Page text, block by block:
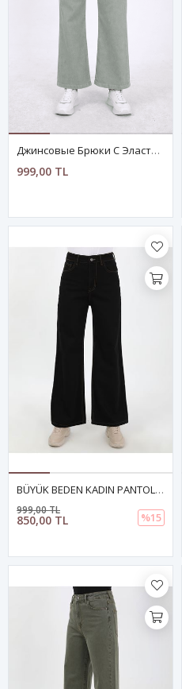
Джинсовые Брюки С Эластичной Талией – Зелёные
999,00 TL
BÜYÜK BEDEN KADIN PANTOLON- SİYAH
850,00 TL
999,00 TL
%15